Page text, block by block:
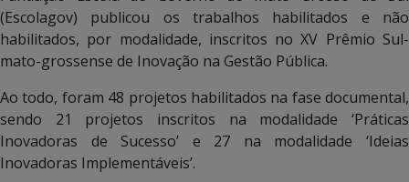
(Escolagov) publicou os trabalhos habilitados e não
habilitados, por modalidade, inscritos no XV Prêmio Sul-
mato-grossense de Inovação na Gestão Pública.
Ao todo, foram 48 projetos habilitados na fase documental,
sendo 21 projetos inscritos na modalidade ‘Práticas
Inovadoras de Sucesso’ e 27 na modalidade ‘Ideias
Inovadoras Implementáveis’.